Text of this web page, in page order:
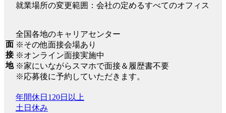
就業場所の変更範囲：会社の定めるすべてのオフィス
面
接
地
全国各地のキャリアセンター
※その他面接会場あり
※オンライン面接実施中
※家にいながらスマホで面接＆履歴書不要
※応募後に予約していただきます。
年間休日120日以上
土日休み